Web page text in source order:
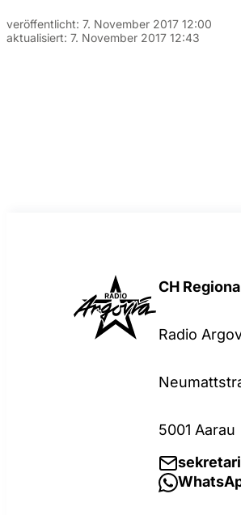
veröffentlicht: 7. November 2017 12:00
aktualisiert: 7. November 2017 12:43
CH
Radio
5001 Aarau